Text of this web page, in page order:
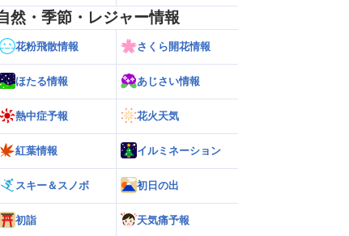
然・季節・レジャー情報
花粉飛散情報 さくら開花情報
ほたる情報 あじさい情報
熱中症予報 花火天気
紅葉情報 イルミネーション
スキー＆スノボ 初日の出
初詣 天気痛予報